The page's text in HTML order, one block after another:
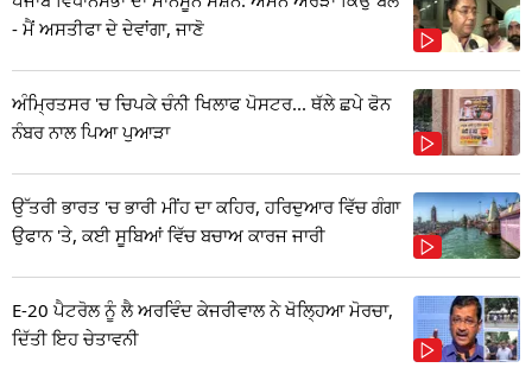
- ਮੈਂ ਅਸਤੀਫਾ ਦੇ ਦੇਵਾਂਗਾ, ਜਾਣੋ
ਅੰਮ੍ਰਿਤਸਰ 'ਚ ਚਿਪਕੇ ਚੰਨੀ ਖਿਲਾਫ ਪੋਸਟਰ... ਥੱਲੇ ਛਪੇ ਫੋਨ
ਨੰਬਰ ਨਾਲ ਪਿਆ ਪੁਆੜਾ
ਉੱਤਰੀ ਭਾਰਤ 'ਚ ਭਾਰੀ ਮੀਂਹ ਦਾ ਕਹਿਰ, ਹਰਿਦੁਆਰ ਵਿੱਚ ਗੰਗਾ
ਉਫਾਨ 'ਤੇ, ਕਈ ਸੂਬਿਆਂ ਵਿੱਚ ਬਚਾਅ ਕਾਰਜ ਜਾਰੀ
E-20 ਪੈਟਰੋਲ ਨੂੰ ਲੈ ਅਰਵਿੰਦ ਕੇਜਰੀਵਾਲ ਨੇ ਖੋਲ੍ਹਿਆ ਮੋਰਚਾ,
ਦਿੱਤੀ ਇਹ ਚੇਤਾਵਨੀ